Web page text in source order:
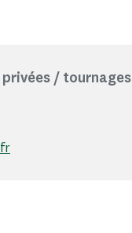
/ tournages